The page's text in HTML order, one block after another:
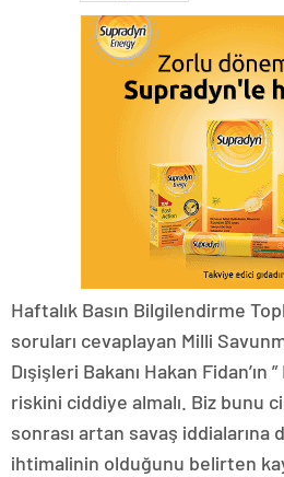
Haftalık Basın Bilgilendirme
soruları cevaplayan Milli
Dışişleri Bakanı Hakan Fidan’ın
riskini ciddiye almalı. Biz bunu
sonrası artan savaş iddialarına
ihtimalinin olduğunu belirten